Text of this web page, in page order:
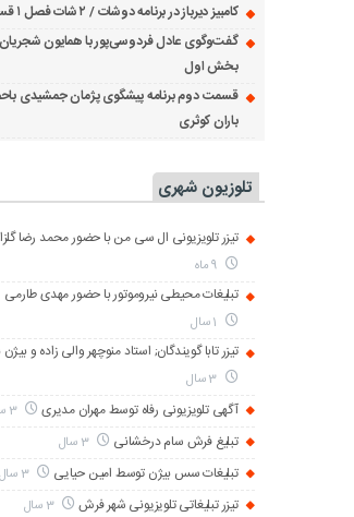
کامبیز دیرباز در برنامه دوشات / ۲ شات فصل ۱ قسمت ۱
گفت‌وگوی عادل فردوسی‌پور با همایون
بخش اول
قسمت دوم برنامه پیشگوی پژمان جمشیدی
باران کوثری
تلوزیون شهری
تیزر تلویزیونی ال سی من با حضور محمد رضا
تبلیغات محیطی نیروموتور با حضور مهدی طارمی
تیزر تابا گویندگان; استاد منوچهر والی زاده و
آگهی تلویزیونی رفاه توسط مهران مدیری 3 سال
تبلیغ فرش سام درخشانی 3 سال
تبلیغات سس بیژن توسط امین حیایی 3 سال
تیزر تبلیغاتی تلویزیونی شهر فرش 3 سال